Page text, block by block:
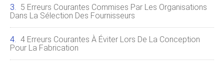
5 Erreurs Courantes Commises Par Les Organisations
Dans La Sélection Des Fournisseurs
4 Erreurs Courantes À Éviter Lors De La Conception
Pour La Fabrication